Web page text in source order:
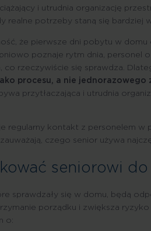
i utrudnia organizację
realne potrzeby staną się bardziej
że pierwsze dni pobytu w
poznaje rytm dnia, personel
co rzeczywiście się sprawdza.
procesu, a nie jednorazowego
przytłaczająca i utrudnia
regularny kontakt z personelem w
czego senior używa
seniorowi
sprawdzały się w domu, będą
porządku i zwiększa
o: